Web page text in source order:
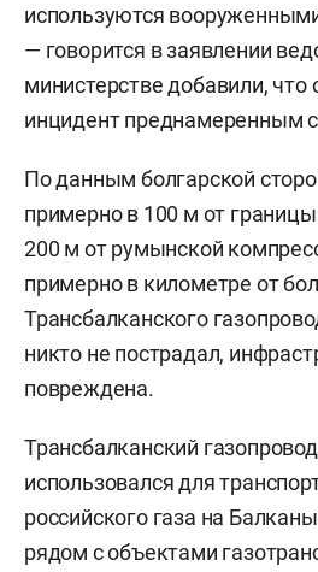
используются
— говорится в заявлении
министерстве добавили, что
инцидент преднамеренным
По данным болгарской
примерно в 100 м от
200 м от румынской
примерно в километре от
Трансбалканского
никто не пострадал,
повреждена.
Трансбалканский
использовался для
российского газа на
рядом с объектами